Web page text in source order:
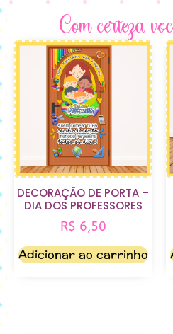
Com certeza
DECORAÇÃO DE PORTA –
DIA DOS PROFESSORES
R$ 6,50
Adicionar ao carrinho